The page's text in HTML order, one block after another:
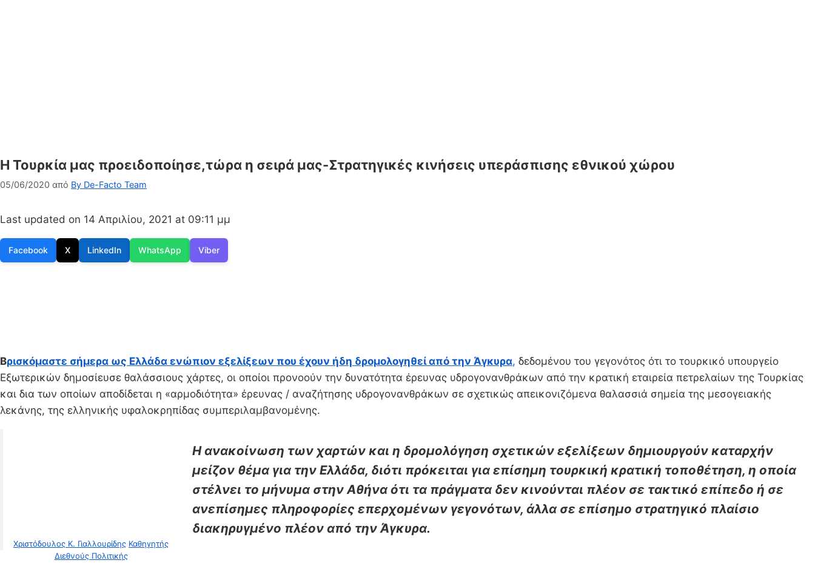
Η Τουρκία μας προειδοποίησε,τώρα η σειρά μας-Στρατηγικές κινήσεις υπεράσπισης εθνικού χώρου
05/06/2020 από By De-Facto Team
Last updated on 14 Απριλίου, 2021 at 09:11 μμ
Facebook X LinkedIn WhatsApp Viber
Βρισκόμαστε σήμερα ως Ελλάδα ενώπιον εξελίξεων που έχουν ήδη δρομολογηθεί από την Άγκυρα, δεδομένου του γεγονότος ότι το τουρκικό υπουργείο
Εξωτερικών δημοσίευσε θαλάσσιους χάρτες, οι οποίοι προνοούν την δυνατότητα έρευνας υδρογονανθράκων από την κρατική εταιρεία πετρελαίων της Τουρκίας
και δια των οποίων αποδίδεται η «αρμοδιότητα» έρευνας / αναζήτησης υδρογονανθράκων σε σχετικώς απεικονιζόμενα θαλασσιά σημεία της μεσογειακής
λεκάνης, της ελληνικής υφαλοκρηπίδας συμπεριλαμβανομένης.
Χριστόδουλος Κ. Γιαλλουρίδης Καθηγητής
Διεθνούς Πολιτικής
Η ανακοίνωση των χαρτών και η δρομολόγηση σχετικών εξελίξεων δημιουργούν καταρχήν
μείζον θέμα για την Ελλάδα, διότι πρόκειται για επίσημη τουρκική κρατική τοποθέτηση, η οποία
στέλνει το μήνυμα στην Αθήνα ότι τα πράγματα δεν κινούνται πλέον σε τακτικό επίπεδο ή σε
ανεπίσημες πληροφορίες επερχομένων γεγονότων, άλλα σε επίσημο στρατηγικό πλαίσιο
διακηρυγμένο πλέον από την Άγκυρα.